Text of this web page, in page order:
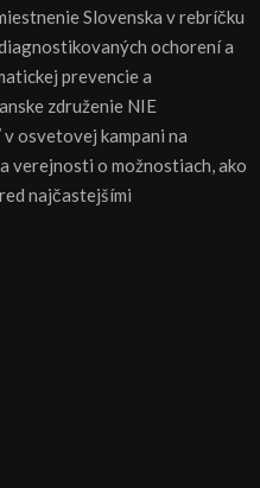
Slovenska v rebríčku
ochorení a
prevencie a
združenie NIE
osvetovej kampani na
verejnosti o možnostiach, ako
najčastejšími